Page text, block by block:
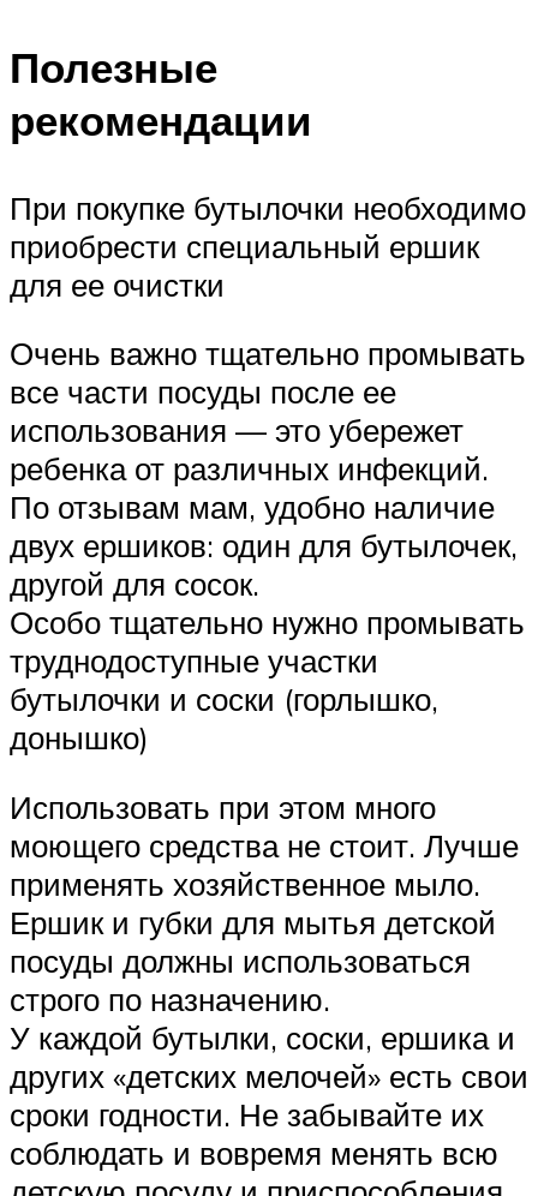
Полезные
рекомендации
При покупке бутылочки необходимо
приобрести специальный ершик
для ее очистки
Очень важно тщательно промывать
все части посуды после ее
использования — это убережет
ребенка от различных инфекций.
По отзывам мам, удобно наличие
двух ершиков: один для бутылочек,
другой для сосок.
Особо тщательно нужно промывать
труднодоступные участки
бутылочки и соски (горлышко,
донышко)
Использовать при этом много
моющего средства не стоит. Лучше
применять хозяйственное мыло.
Ершик и губки для мытья детской
посуды должны использоваться
строго по назначению.
У каждой бутылки, соски, ершика и
других «детских мелочей» есть свои
сроки годности. Не забывайте их
соблюдать и вовремя менять всю